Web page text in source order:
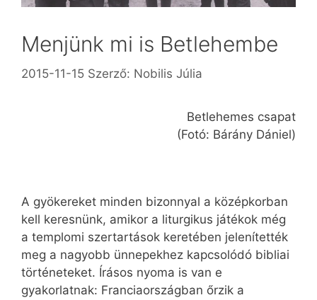
Menjünk mi is Betlehembe
2015-11-15 Szerző: Nobilis Júlia
Betlehemes csapat
(Fotó: Bárány Dániel)
A gyökereket minden bizonnyal a középkorban
kell keresnünk, amikor a liturgikus játékok még
a templomi szertartások keretében jelenítették
meg a nagyobb ünnepekhez kapcsolódó bibliai
történeteket. Írásos nyoma is van e
gyakorlatnak: Franciaországban őrzik a